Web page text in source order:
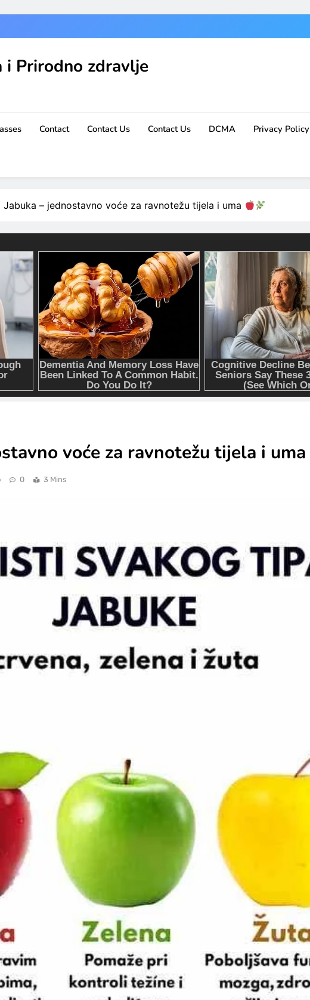
i Prirodno zdravlje
Contact Contact Us Contact Us DCMA Privacy Policy
Jabuka – jednostavno voće za ravnotežu tijela i uma
voće za ravnotežu tijela i uma
0 3 Mins